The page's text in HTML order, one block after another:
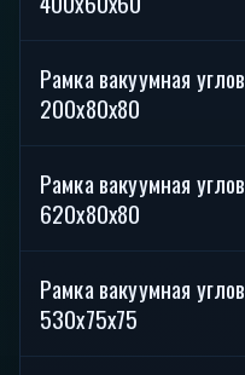
Рамка вакуумная
200х80х80
Рамка вакуумная
620х80х80
Рамка вакуумная
530х75х75